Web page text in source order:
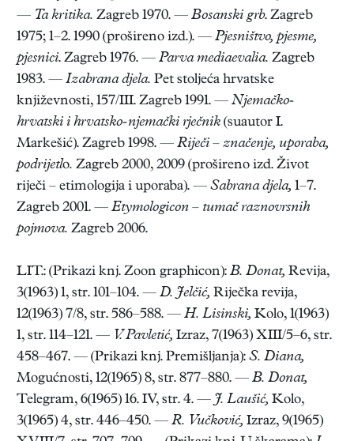
— Ta kritika. Zagreb 1970. — Bosanski grb. Zagreb
1975; 1–2. 1990 (prošireno izd.). — Pjesništvo, pjesme,
pjesnici. Zagreb 1976. — Parva mediaevalia. Zagreb
1983. — Izabrana djela. Pet stoljeća hrvatske
književnosti, 157/III. Zagreb 1991. — Njemačko-
hrvatski i hrvatsko-njemački rječnik (suautor I.
Markešić). Zagreb 1998. — Riječi – značenje, uporaba,
podrijetlo. Zagreb 2000, 2009 (prošireno izd. Život
riječi – etimologija i uporaba). — Sabrana djela, 1–7.
Zagreb 2001. — Etymologicon – tumač raznovrsnih
pojmova. Zagreb 2006.
LIT.: (Prikazi knj. Zoon graphicon): B. Donat, Revija,
3(1963) 1, str. 101–104. — D. Jelčić, Riječka revija,
12(1963) 7/8, str. 586–588. — H. Lisinski, Kolo, 1(1963)
1, str. 114–121. — V. Pavletić, Izraz, 7(1963) XIII/5–6, str.
458–467. — (Prikazi knj. Premišljanja): S. Diana,
Mogućnosti, 12(1965) 8, str. 877–880. — B. Donat,
Telegram, 6(1965) 16. IV, str. 4. — J. Laušić, Kolo,
3(1965) 4, str. 446–450. — R. Vučković, Izraz, 9(1965)